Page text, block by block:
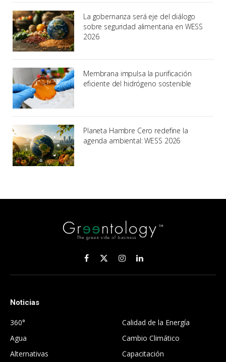
La gobernanza será eje del diálogo
sobre seguridad alimentaria en WESS
2026
Membrana impulsa la purificación
eficiente del hidrógeno sostenible
Planeta Hambre Cero redefine la
agenda ambiental: WESS 2026
Facebook
X
(Twitter)
InstagramLinkedIn
Noticias
360°
Agua
Alternativas
Calidad de la Energía
Cambio Climático
Capacitación